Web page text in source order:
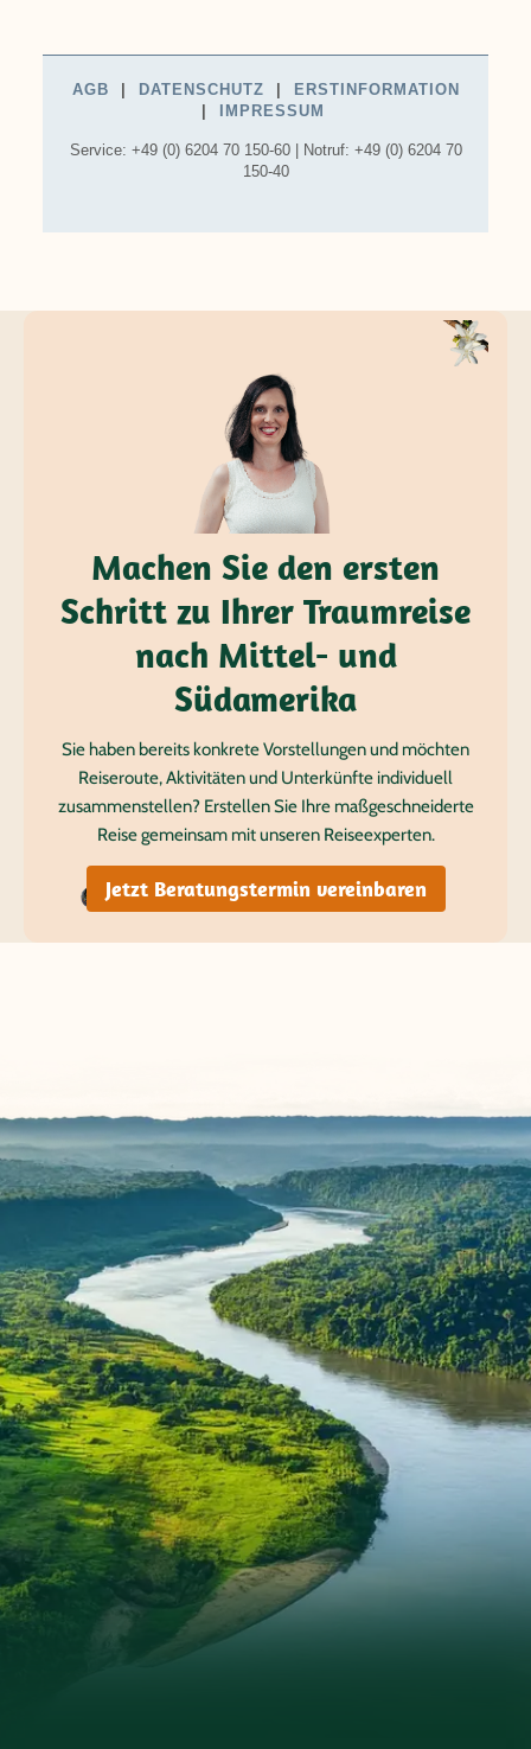
Machen Sie den ersten
Schritt zu Ihrer Traumreise
nach Mittel- und
Südamerika
Sie haben bereits konkrete Vorstellungen und möchten
Reiseroute, Aktivitäten und Unterkünfte individuell
zusammenstellen? Erstellen Sie Ihre maßgeschneiderte
Reise gemeinsam mit unseren Reiseexperten.
Jetzt Beratungstermin vereinbaren